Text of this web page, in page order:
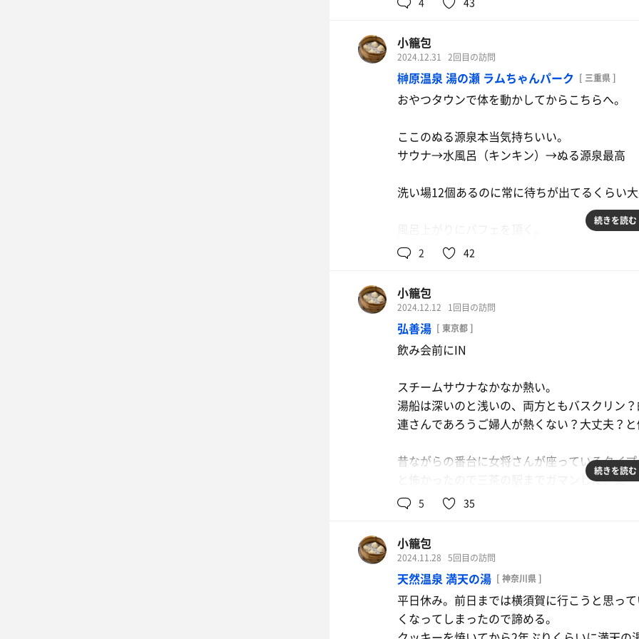
やら話は尽きない。3時間が本当にあっという
めての感じじゃないのが不思議。
次は雑色か、どこかのサウナでまた😉
監督ごちそうさまでした🍻
露天の薬湯にひよこがたくさんいて、夫と入
お風呂を出たら、すぐ近くのラーメンちゃん
ど夫の背脂しょうゆの方が美味かった。
トンテキのタレが売っていて欲しかったけど
小籠包
2024.12.31 2回目の訪問
榊原温泉 湯の瀬 ラムちゃんパーク [ 三重県 ]
おやつタウンで体を動かしてからこちらへ。
ここのぬる源泉本当気持ちいい。
サウナ→水風呂（キンキン）→ぬる源泉最高
洗い場12個あるのに常に待ちが出てるくらい大
今度はジンギスカン食べたい。また来年！
続きを読む
2 42
小籠包
2024.12.12 1回目の訪問
弘善湯 [ 東京都 ]
飲み会前にIN
スチームサウナなかなか熱い。
湯船は深いのと浅いの、両方ともバスクリン
連さんであろうご婦人が熱くない？大丈夫？と
昔ながらの番台に女将さんが座っているタイ
と怖かったので三茶の駅までガマンした。笑
続きを読む
5 35
小籠包
2024.11.28 5回目の訪問
天然温泉 満天の湯 [ 神奈川県 ]
平日休み。前日までは横須賀に行こうと思っ
くなってしまったので諦める。